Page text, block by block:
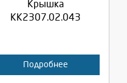
Крышка
КК2307.02.043
Подробнее
Отмена